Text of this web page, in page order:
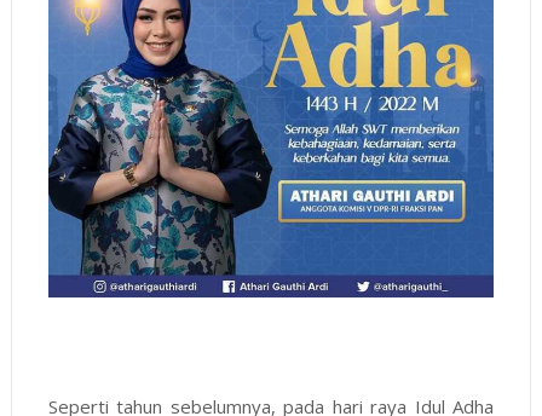
Seperti tahun sebelumnya, pada hari raya Idul Adha